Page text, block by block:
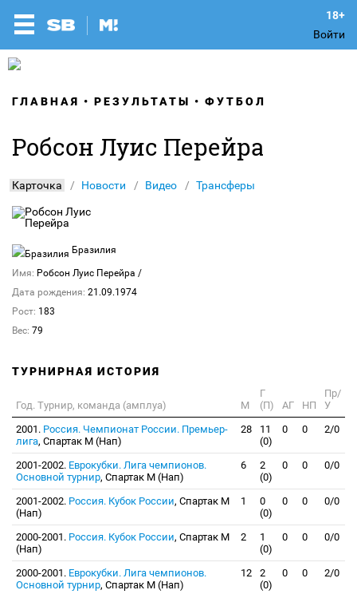
Войти
ГЛАВНАЯ РЕЗУЛЬТАТЫ ФУТБОЛ
Робсон Луис Перейра
Карточка Новости Видео Трансферы
Бразилия
Имя: Робсон Луис Перейра /
Дата рождения: 21.09.1974
Рост: 183
Вес: 79
ТУРНИРНАЯ ИСТОРИЯ
Год. Турнир, команда (амплуа) М
Г
(П)
АГ НП
Пр/
У
2001. Россия. Чемпионат России. Премьер-
лига, Спартак М (Нап)
28
11
(0)
0 0 2/0
2001-2002. Еврокубки. Лига чемпионов.
Основной турнир, Спартак М (Нап)
6
2
(0)
0 0 0/0
2001-2002. Россия. Кубок России, Спартак М
(Нап)
1
0
(0)
0 0 0/0
2000-2001. Россия. Кубок России, Спартак М
(Нап)
2
1
(0)
0 0 0/0
2000-2001. Еврокубки. Лига чемпионов.
Основной турнир, Спартак М (Нап)
12
2
(0)
0 0 2/0